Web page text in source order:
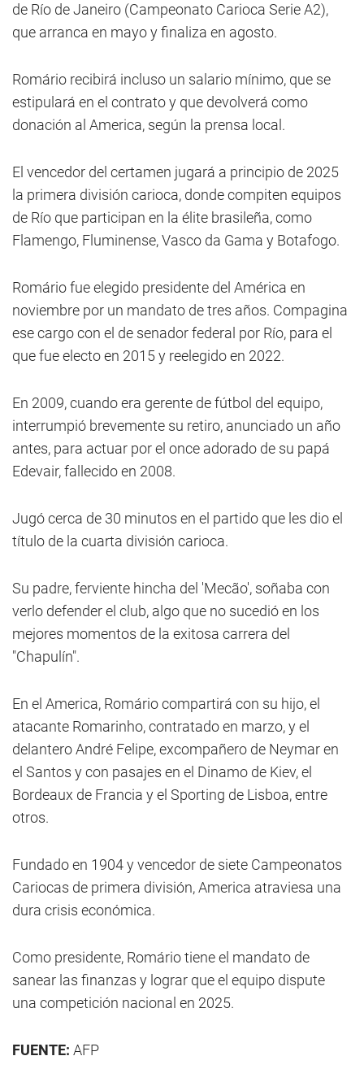
de Río de Janeiro (Campeonato Carioca Serie A2),
que arranca en mayo y finaliza en agosto.
Romário recibirá incluso un salario mínimo, que se
estipulará en el contrato y que devolverá como
donación al America, según la prensa local.
El vencedor del certamen jugará a principio de 2025
la primera división carioca, donde compiten equipos
de Río que participan en la élite brasileña, como
Flamengo, Fluminense, Vasco da Gama y Botafogo.
Romáriofue elegido presidente del América en
noviembre por un mandato de tres años. Compagina
ese cargo con el de senador federal por Río, para el
que fue electo en 2015 y reelegido en 2022.
En 2009, cuando era gerente de fútbol del equipo,
interrumpió brevemente su retiro, anunciado un año
antes, para actuar por el once adorado de su papá
Edevair, fallecido en 2008.
Jugó cerca de 30 minutos en el partido que les dio el
título de la cuarta división carioca.
Su padre, ferviente hincha del 'Mecão', soñaba con
verlo defender el club, algo que no sucedió en los
mejores momentos de la exitosa carrera del
"Chapulín".
En el America, Romáriocompartirá con su hijo, el
atacante Romarinho, contratado en marzo, y el
delantero André Felipe, excompañero de Neymar en
el Santos y con pasajes en el Dinamo de Kiev, el
Bordeaux de Francia y el Sporting de Lisboa, entre
otros.
Fundado en 1904 y vencedor de siete Campeonatos
Cariocas de primera división, America atraviesa una
dura crisis económica.
Como presidente, Romáriotiene el mandato de
sanear las finanzas y lograr que el equipo dispute
una competición nacional en 2025.
FUENTE: AFP